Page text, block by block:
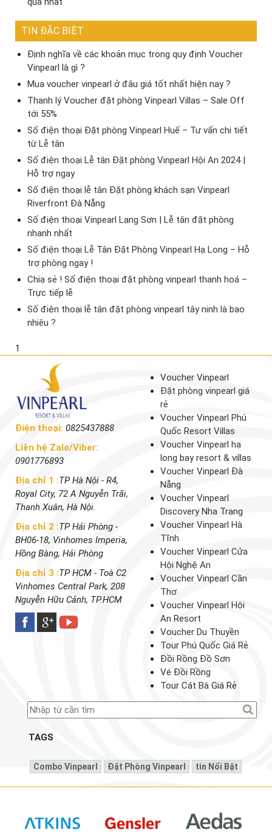
TIN ĐẶC BIỆT
Định nghĩa về các khoản mục trong quy định Voucher
Vinpearl là gì ?
Mua voucher vinpearl ở đâu giá tốt nhất hiện nay ?
Thanh lý Voucher đặt phòng Vinpearl Villas – Sale Off
tới 55%
Số điện thoại Đặt phòng Vinpearl Huế – Tư vấn chi tiết
từ Lễ tân
Số điện thoại Lễ tân Đặt phòng Vinpearl Hội An 2024 |
Hỗ trợ ngay
Số điện thoại lễ tân Đặt phòng khách sạn Vinpearl
Riverfront Đà Nẵng
Số điện thoại Vinpearl Lạng Sơn | Lễ tân đặt phòng
nhanh nhất
Số điện thoại Lễ Tân Đặt Phòng Vinpearl Hạ Long – Hỗ
trợ phòng ngay !
Chia sẻ ! Số điện thoại đặt phòng vinpearl thanh hoá –
Trực tiếp lễ
Số điện thoại lễ tân đặt phòng vinpearl tây ninh là bao
nhiêu ?
1
Điện thoại: 0825437888
Liên hệ Zalo/Viber:
0901776893
Địa chỉ 1 :TP Hà Nội - R4,
Royal City, 72 A Nguyễn Trãi,
Thanh Xuân, Hà Nội.
Địa chỉ 2 :TP Hải Phòng -
BH06-18, Vinhomes Imperia,
Hồng Bàng, Hải Phòng
Địa chỉ 3 :TP HCM - Toà C2
Vinhomes Central Park, 208
Nguyễn Hữu Cảnh, TP.HCM
Voucher Vinpearl
Đặt phòng vinpearl giá
rẻ
Voucher Vinpearl Phú
Quốc Resort Villas
Voucher Vinpearl hạ
long bay resort & villas
Voucher Vinpearl Đà
Nẵng
Voucher Vinpearl
Discovery Nha Trang
Voucher Vinpearl Hà
Tĩnh
Voucher Vinpearl Cửa
Hội Nghệ An
Voucher Vinpearl Cần
Thơ
Voucher Vinpearl Hội
An Resort
Voucher Du Thuyền
Tour Phú Quốc Giá Rẻ
Đồi Rồng Đồ Sơn
Vé Đồi Rồng
Tour Cát Bà Giá Rẻ
TAGS
Combo Vinpearl Đặt Phòng Vinpearl Tin Nổi Bật